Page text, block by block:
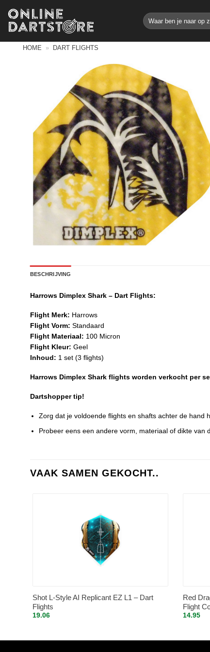
naar
inhoud
Zoeken
naar:
HOME » DART FLIGHTS
BESCHRIJVING
Harrows Dimplex Shark – Dart Flights:
Flight Merk: Harrows
Flight Vorm: Standaard
Flight Materiaal: 100 Micron
Flight Kleur: Geel
Inhoud: 1 set (3 flights)
Harrows Dimplex Shark flights worden verkocht per
Dartshopper tip!
Zorg dat je voldoende flights en shafts achter de hand
Probeer eens een andere vorm, materiaal of dikte
VAAK SAMEN GEKOCHT..
Shot L-Style AI Replicant EZ L1 – Dart
Flights
19.06
Red
Flight
14.95